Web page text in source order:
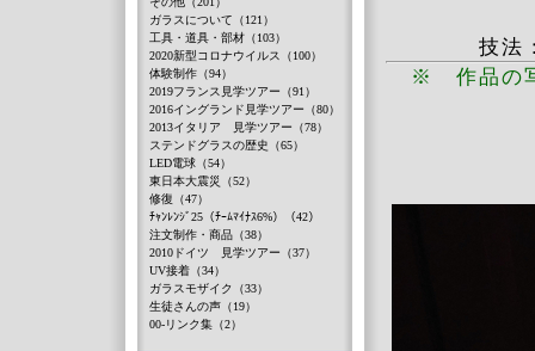
技法
※ 作品の写
ガラスについて（121）
工具・道具・部材（103）
2020新型コロナウイルス（100）
体験制作（94）
2019フランス見学ツアー（91）
2016イングランド見学ツアー（80）
2013イタリア 見学ツアー（78）
ステンドグラスの歴史（65）
LED電球（54）
東日本大震災（52）
修復（47）
ﾁｬﾝﾚﾝｼﾞ25（ﾁｰﾑﾏｲﾅｽ6%）（42）
注文制作・商品（38）
2010ドイツ 見学ツアー（37）
UV接着（34）
ガラスモザイク（33）
生徒さんの声（19）
00-リンク集（2）